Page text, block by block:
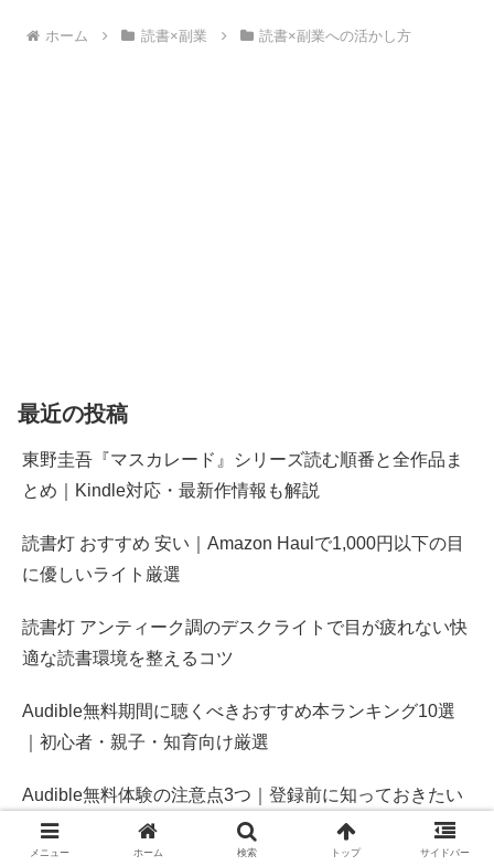
ホーム 読書×副業 読書×副業への活かし方
最近の投稿
東野圭吾『マスカレード』シリーズ読む順番と全作品ま
とめ｜Kindle対応・最新作情報も解説
読書灯 おすすめ 安い｜Amazon Haulで1,000円以下の目
に優しいライト厳選
読書灯 アンティーク調のデスクライトで目が疲れない快
適な読書環境を整えるコツ
Audible無料期間に聴くべきおすすめ本ランキング10選
｜初心者・親子・知育向け厳選
Audible無料体験の注意点3つ｜登録前に知っておきたい
課金・解約・作品保存のポイント
メニュー ホーム 検索 トップ サイドバー